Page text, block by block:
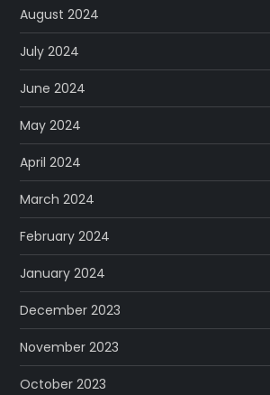
August 2024
July 2024
June 2024
May 2024
April 2024
March 2024
February 2024
January 2024
December 2023
November 2023
October 2023